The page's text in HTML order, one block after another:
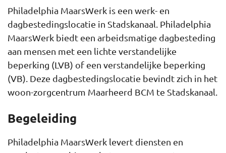
Philadelphia MaarsWerk is een werk- en
dagbestedingslocatie in Stadskanaal. Philadelphia
MaarsWerk biedt een arbeidsmatige dagbesteding
aan mensen met een lichte verstandelijke
beperking (LVB) of een verstandelijke beperking
(VB). Deze dagbestedingslocatie bevindt zich in het
woon-zorgcentrum Maarheerd BCM te Stadskanaal.
Begeleiding
Philadelphia MaarsWerk levert diensten en